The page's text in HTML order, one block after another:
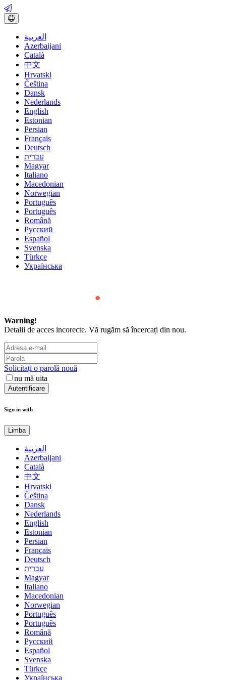
العربية
Azerbaijani
Català
中文
Hrvatski
Čeština
Dansk
Nederlands
English
Estonian
Persian
Français
Deutsch
עברית
Magyar
Italiano
Macedonian
Norwegian
Português
Português
Română
Русский
Español
Svenska
Türkçe
Українська
Warning!
Detalii de acces incorecte. Vă rugăm să încercați din nou.
Solicitați o parolă nouă
nu mă uita
Sign in with
Limba
العربية
Azerbaijani
Català
中文
Hrvatski
Čeština
Dansk
Nederlands
English
Estonian
Persian
Français
Deutsch
עברית
Magyar
Italiano
Macedonian
Norwegian
Português
Português
Română
Русский
Español
Svenska
Türkçe
Українська